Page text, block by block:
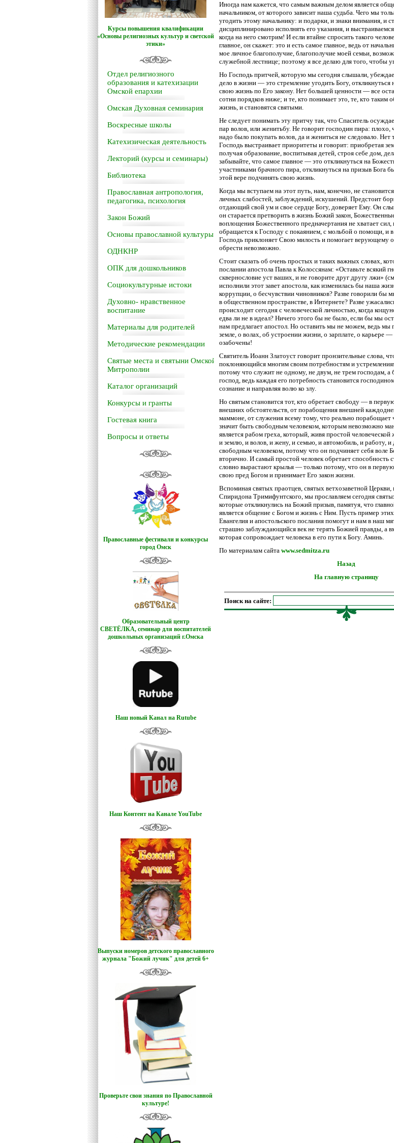
Курсы повышения квалификации
«Основы религиозных культур и светской
этики»
Отдел религиозного
образования и катехизации
Омской епархии
Омская Духовная семинария
Воскресные школы
Катехизическая деятельность
Лекторий (курсы и семинары)
Библиотека
Православная антропология,
педагогика, психология
Закон Божий
Основы православной культуры
ОДНКНР
ОПК для дошкольников
Социокультурные истоки
Духовно- нравственное
воспитание
Материалы для родителей
Методические рекомендации
Святые места и святыни Омской
Митрополии
Каталог организаций
Конкурсы и гранты
Гостевая книга
Вопросы и ответы
Православные фестивали и конкурсы
город Омск
Образовательный центр
СВЕТЁЛКА, семинар для воспитателей
дошкольных организаций г.Омска
Наш новый Канал на Rutube
Наш Контент на Канале YouTube
Выпуски номеров детского православного
журнала "Божий лучик" для детей 6+
Проверьте свои знания по Православной
культуре!
Иногда нам кажется, что самым важным делом является
начальником, от которого зависит наша судьба. Чего мы
угодить этому начальнику: и подарки, и знаки внимания, и
дисциплинировано исполнять его указания, и выстраиваемся
когда на него смотрим! И если втайне спросить такого
главное, он скажет: это и есть самое главное, ведь от
мое личное благополучие, благополучие моей семьи,
служебной лестнице; поэтому я все делаю для того, чтобы
Но Господь притчей, которую мы сегодня слышали,
дело в жизни — это стремление угодить Богу, откликнуться
свою жизнь по Его закону. Нет большей ценности — все
сотни порядков ниже; и те, кто понимает это, те, кто таким
жизнь, и становятся святыми.
Не следует понимать эту притчу так, что Спаситель
пар волов, или женитьбу. Не говорит господин пира:
надо было покупать волов, да и жениться не следовало. Нет
Господь выстраивает приоритеты и говорит: приобретая
получая образование, воспитывая детей, строя себе дом,
забывайте, что самое главное — это откликнуться на
участниками брачного пира, откликнуться на призыв Бога
этой вере подчинять свою жизнь.
Когда мы вступаем на этот путь, нам, конечно, не
личных слабостей, заблуждений, искушений. Предстоит
отдающий свой ум и свое сердце Богу, доверяет Ему. Он
он старается претворить в жизнь Божий закон,
воплощения Божественного предначертания не хватает
обращается к Господу с покаянием, с мольбой о помощи, и в
Господь приклоняет Свою милость и помогает верующему
обрести невозможно.
Стоит сказать об очень простых и таких важных словах,
послании апостола Павла к Колоссянам: «Оставьте всякий
сквернословие уст ваших, и не говорите друг другу лжи»
исполнили этот завет апостола, как изменилась бы наша
коррупции, о бесчувствии чиновников? Разве говорили бы
в общественном пространстве, в Интернете? Разве
происходит сегодня с человеческой личностью, когда
едва ли не в идеал? Ничего этого бы не было, если бы мы
нам предлагает апостол. Но оставить мы не можем, ведь мы
земле, о волах, об устроении жизни, о зарплате, о карьере
озабочены!
Святитель Иоанн Златоуст говорит пронзительные слова,
поклоняющийся многим своим потребностям и
потому что служит не одному, не двум, не трем господам, а
господ, ведь каждая его потребность становится
сознание и направляя волю ко злу.
Но святым становится тот, кто обретает свободу — в
внешних обстоятельств, от порабощения внешней
маммоне, от служения всему тому, что реально
значит быть свободным человеком, которым невозможно
является рабом греха, который, живя простой
и землю, и волов, и жену, и семью, и автомобиль, и работу, и
свободным человеком, потому что он подчиняет себя воле
вторично. И самый простой человек обретает способность
словно вырастают крылья — только потому, что он в первую
свою пред Богом и принимает Его закон жизни.
Вспоминая святых праотцев, святых ветхозаветной Церкви,
Спиридона Тримифунтского, мы прославляем сегодня
которые откликнулись на Божий призыв, памятуя, что
является общение с Богом и жизнь с Ним. Пусть пример
Евангелия и апостольского послания помогут и нам в наш
страшно заблуждающийся век не терять Божией правды, а
которая сопровождает человека в его пути к Богу. Аминь.
По материалам сайта www.sedmitza.ru
Назад
На главную страницу
Поиск на сайте: